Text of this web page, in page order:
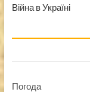
Війна в Україні
Погода